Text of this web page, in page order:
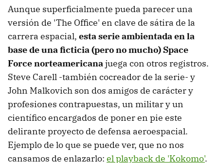
Aunque superficialmente pueda parecer una
versión de 'The Office' en clave de sátira de la
carrera espacial, esta serie ambientada en la
base de una ficticia (pero no mucho) Space
Force norteamericanajuega con otros registros.
Steve Carell -también cocreador de la serie- y
John Malkovich son dos amigos de carácter y
profesiones contrapuestas, un militar y un
científico encargados de poner en pie este
delirante proyecto de defensa aeroespacial.
Ejemplo de lo que se puede ver, que no nos
cansamos de enlazarlo: el playback de 'Kokomo'.